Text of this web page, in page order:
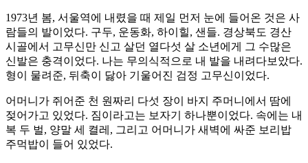
1973년 봄, 서울역에 내렸을 때 제일 먼저 눈에 들어온 것은 사
람들의 발이었다. 구두, 운동화, 하이힐, 샌들. 경상북도 경산
시골에서 고무신만 신고 살던 열다섯 살 소년에게 그 수많은
신발은 충격이었다. 나는 무의식적으로 내 발을 내려다보았다.
형이 물려준, 뒤축이 닳아 기울어진 검정 고무신이었다.
어머니가 쥐어준 천 원짜리 다섯 장이 바지 주머니에서 땀에
젖어가고 있었다. 짐이라고는 보자기 하나뿐이었다. 속에는 내
복 두 벌, 양말 세 켤레, 그리고 어머니가 새벽에 싸준 보리밥
주먹밥이 들어 있었다.